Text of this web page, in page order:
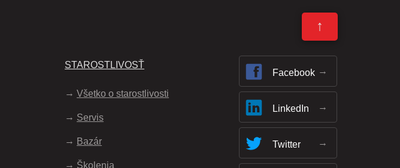
↑
STAROSTLIVOSŤ
Všetko o starostlivosti
Servis
Bazár
Školenia
Facebook
LinkedIn
Twitter